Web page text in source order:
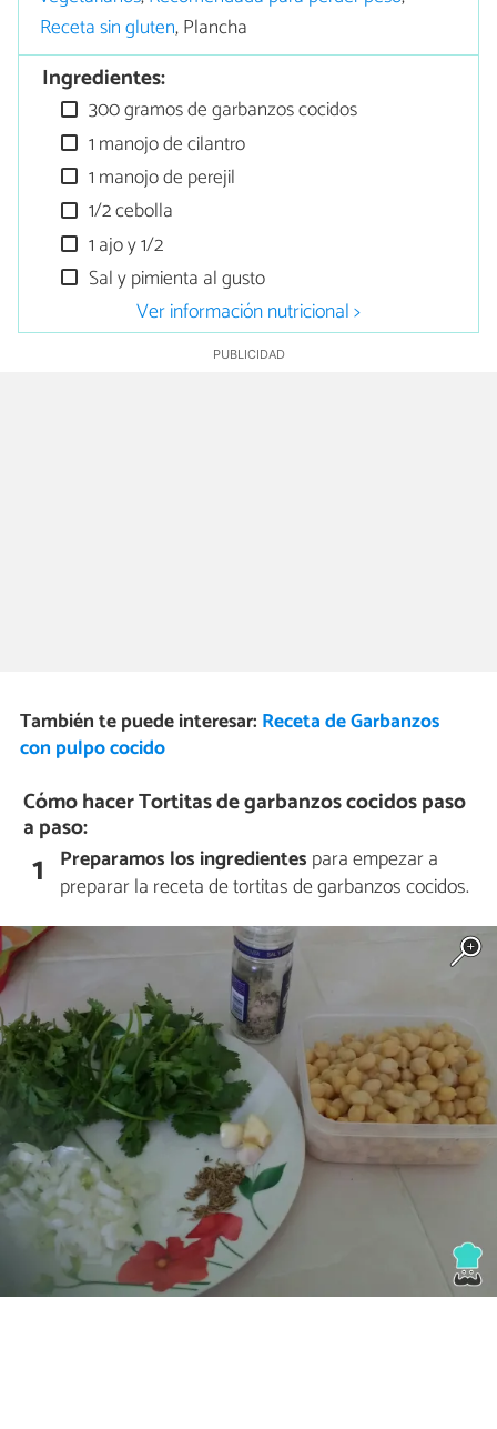
Receta sin gluten, Plancha
Ingredientes:
300 gramos de garbanzos cocidos
1 manojo de cilantro
1 manojo de perejil
1/2 cebolla
1 ajo y 1/2
Sal y pimienta al gusto
Ver información nutricional >
También te puede interesar: Receta de Garbanzos
con pulpo cocido
Cómo hacer Tortitas de garbanzos cocidos paso
a paso:
1 Preparamos los ingredientes para empezar a
preparar la receta de tortitas de garbanzos cocidos.